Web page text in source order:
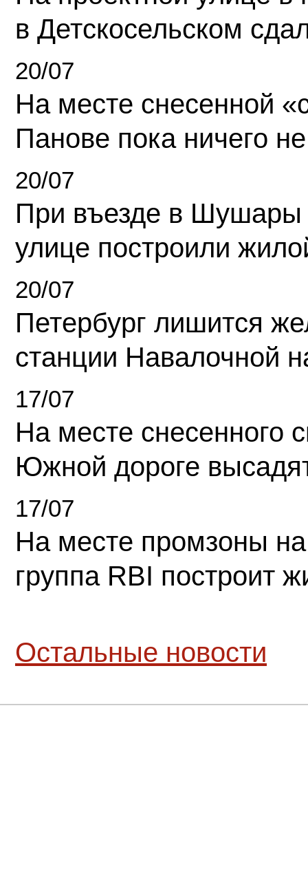
в Детскосельском
20/07
На месте снесенной
Панове пока ничего
20/07
При въезде в Шушары
улице построили
20/07
Петербург лишится
станции Навалочной
17/07
На месте снесенного
Южной дороге
17/07
На месте промзоны
группа RBI построит
Остальные новости